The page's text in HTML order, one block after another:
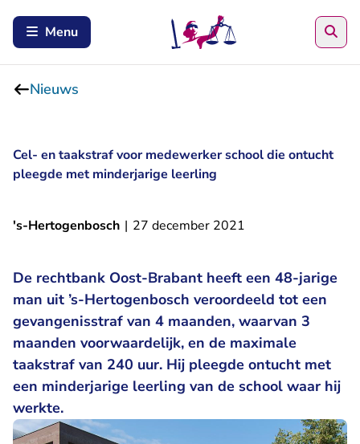
Menu
Nieuws
Cel- en taakstraf voor medewerker school die ontucht
pleegde met minderjarige leerling
's-Hertogenbosch | 27 december 2021
De rechtbank Oost-Brabant heeft een 48-jarige
man uit ’s-Hertogenbosch veroordeeld tot een
gevangenisstraf van 4 maanden, waarvan 3
maanden voorwaardelijk, en de maximale
taakstraf van 240 uur. Hij pleegde ontucht met
een minderjarige leerling van de school waar hij
werkte.